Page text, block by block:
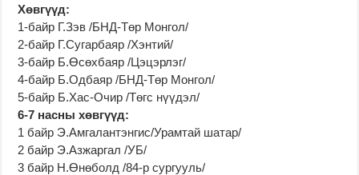
Хөвгүүд:
1-байр Г.Зэв /БНД-Төр Монгол/
2-байр Г.Сугарбаяр /Хэнтий/
3-байр Б.Өсөхбаяр /Цэцэрлэг/
4-байр Б.Одбаяр /БНД-Төр Монгол/
5-байр Б.Хас-Очир /Төгс нүүдэл/
6-7 насны хөвгүүд:
1 байр Э.Амгалантэнгис/Урамтай шатар/
2 байр Э.Азжаргал /УБ/
3 байр Н.Өнөболд /84-р сургууль/